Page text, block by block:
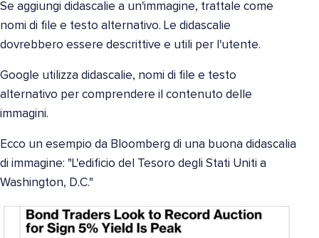
Se aggiungi didascalie a un'immagine, trattale come
nomi di file e testo alternativo. Le didascalie
dovrebbero essere descrittive e utili per l'utente.
Google utilizza didascalie, nomi di file e testo
alternativo per comprendere il contenuto delle
immagini.
Ecco un esempio da Bloomberg di una buona didascalia
di immagine: "L'edificio del Tesoro degli Stati Uniti a
Washington, D.C."